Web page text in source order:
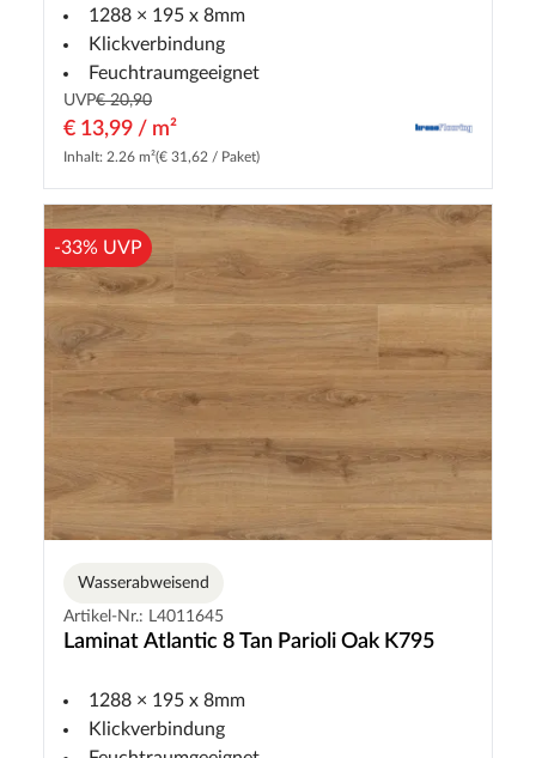
1288 × 195 x 8mm
Klickverbindung
Feuchtraumgeeignet
UVP€ 20,90
€ 13,99 / m²
Inhalt: 2.26 m²(€ 31,62 / Paket)
-33% UVP
Wasserabweisend
Artikel-Nr.: L4011645
Laminat Atlantic 8 Tan Parioli Oak K795
1288 × 195 x 8mm
Klickverbindung